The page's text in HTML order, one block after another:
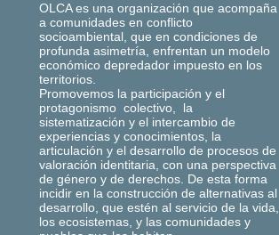
OLCA es una organización que acompaña
a comunidades en conflicto
socioambiental, que en condiciones de
profunda asimetría, enfrentan un modelo
económico depredador impuesto en los
territorios.
Promovemos la participación y el
protagonismo colectivo, la
sistematización y el intercambio de
experiencias y conocimientos, la
articulación y el desarrollo de procesos de
valoración identitaria, con una perspectiva
de género y de derechos. De esta forma
incidir en la construcción de alternativas al
desarrollo, que estén al servicio de la vida,
los ecosistemas, y las comunidades y